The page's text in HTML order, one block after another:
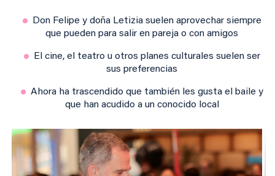
Don Felipe y doña Letizia suelen aprovechar siempre
que pueden para salir en pareja o con amigos
El cine, el teatro u otros planes culturales suelen ser
sus preferencias
Ahora ha trascendido que también les gusta el baile y
que han acudido a un conocido local